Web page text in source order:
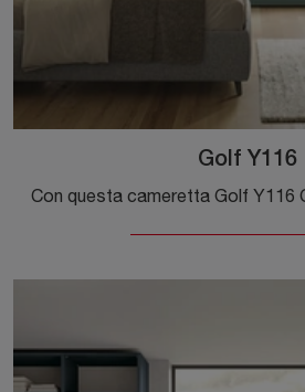
Golf Y116